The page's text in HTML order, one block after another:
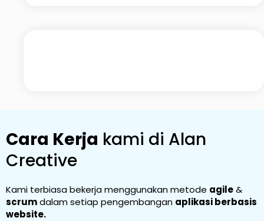
Cara Kerja kami di Alan
Creative
Kami terbiasa bekerja menggunakan metode agile&
scrumdalam setiap pengembangan aplikasi berbasis
website.